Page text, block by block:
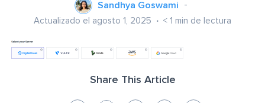
Sandhya Goswami
Actualizado el agosto 1, 2025 < 1 min de lectura
Share This Article